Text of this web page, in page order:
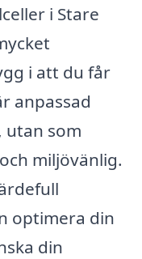
i Stare
i att du får
anpassad
utan som
miljövänlig.
optimera din
din